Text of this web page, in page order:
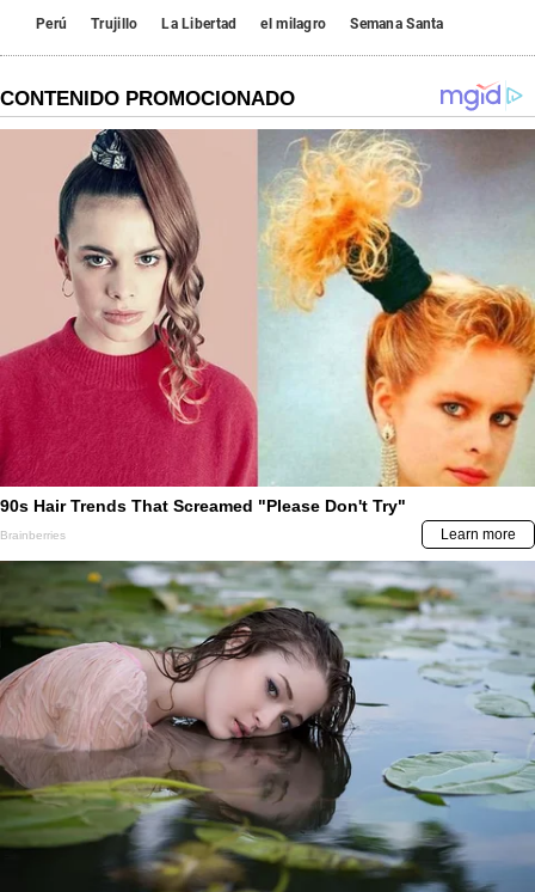
Perú Trujillo La Libertad el milagro Semana Santa